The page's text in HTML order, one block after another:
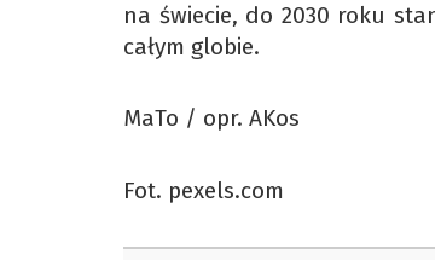
na świecie, do 2030 roku
całym globie.
MaTo / opr. AKos
Fot. pexels.com